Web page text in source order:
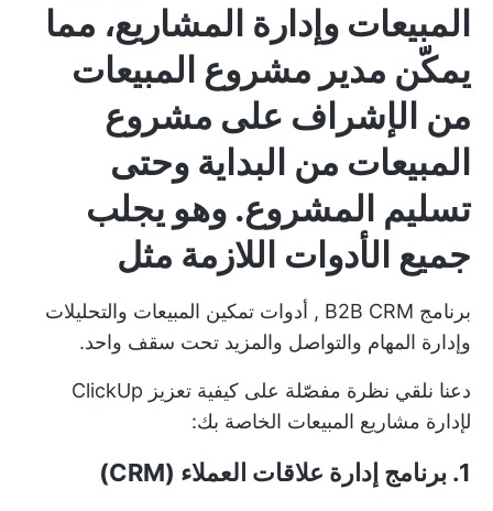
المبيعات وإدارة المشاريع، مما
يمكّن مدير مشروع المبيعات
من الإشراف على مشروع
المبيعات من البداية وحتى
تسليم المشروع. وهو يجلب
جميع الأدوات اللازمة مثل
برنامج B2B CRM , أدوات تمكين المبيعات والتحليلات
وإدارة المهام والتواصل والمزيد تحت سقف واحد.
دعنا نلقي نظرة مفصّلة على كيفية تعزيز ClickUp
لإدارة مشاريع المبيعات الخاصة بك:
1. برنامج إدارة علاقات العملاء (CRM)